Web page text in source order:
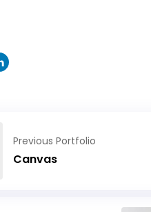
Previous Portfolio
Canvas